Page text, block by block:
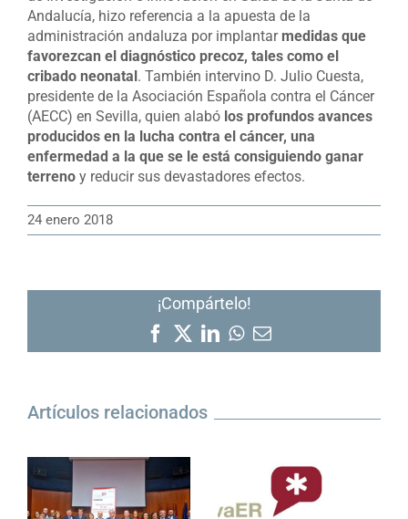
Andalucía, hizo referencia a la apuesta de la
administración andaluza por implantar medidas que
favorezcan el diagnóstico precoz, tales como el
cribado neonatal . También intervino D. Julio Cuesta,
presidente de la Asociación Española contra el Cáncer
(AECC) en Sevilla, quien alabó los profundos avances
producidos en la lucha contra el cáncer, una
enfermedad a la que se le está consiguiendo ganar
terreno y reducir sus devastadores efectos.
24 enero 2018
¡Compártelo!
Facebook
X LinkedIn
WhatsApp
Correo
electrónico
Artículos relacionados